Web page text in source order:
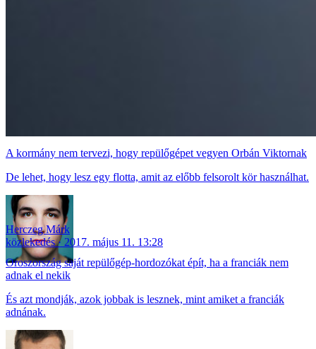
A kormány nem tervezi, hogy repülőgépet vegyen Orbán Viktornak
De lehet, hogy lesz egy flotta, amit az előbb felsorolt kör használhat.
Herczeg Márk
közlekedés
2017. május 11. 13:28
Oroszország saját repülőgép-hordozókat épít, ha a franciák nem
adnak el nekik
És azt mondják, azok jobbak is lesznek, mint amiket a franciák
adnának.